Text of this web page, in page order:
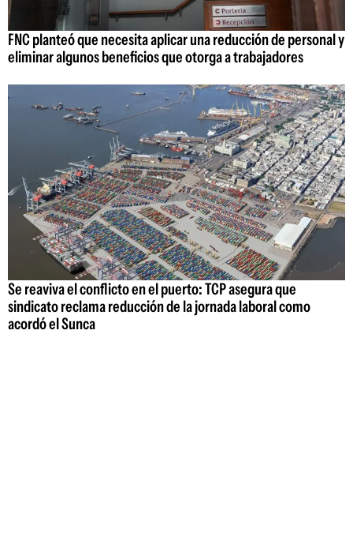
FNC planteó que necesita aplicar una reducción de personal y
eliminar algunos beneficios que otorga a trabajadores
Se reaviva el conflicto en el puerto: TCP asegura que
sindicato reclama reducción de la jornada laboral como
acordó el Sunca